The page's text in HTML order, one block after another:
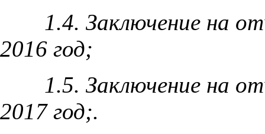
1.4. Заключение на
2016 год;
1.5. Заключение на
2017 год;.